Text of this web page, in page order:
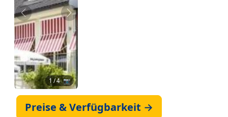
Zurück Weiter
1 / 4 📷
Preise & Verfügbarkeit →